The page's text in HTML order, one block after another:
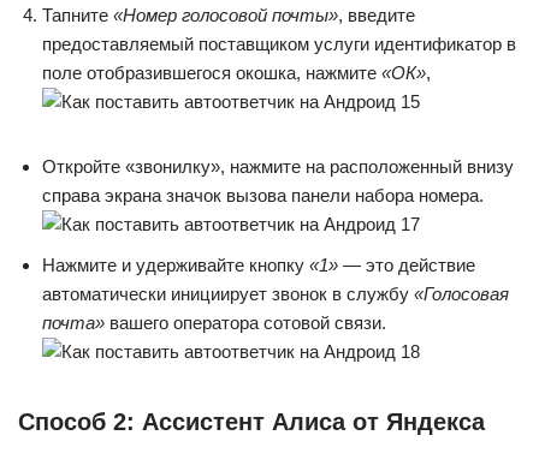
Тапните «Номер голосовой почты», введите
предоставляемый поставщиком услуги идентификатор в
поле отобразившегося окошка, нажмите «ОК»,
Откройте «звонилку», нажмите на расположенный внизу
справа экрана значок вызова панели набора номера.
Нажмите и удерживайте кнопку «1» — это действие
автоматически инициирует звонок в службу «Голосовая
почта» вашего оператора сотовой связи.
Способ 2: Ассистент Алиса от Яндекса